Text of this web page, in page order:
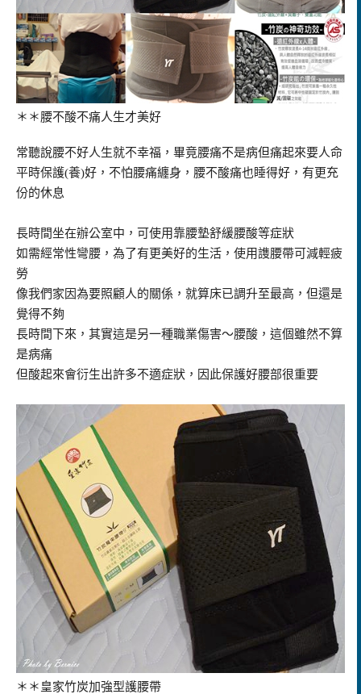
＊＊腰不酸不痛人生才美好
常聽說腰不好人生就不幸福，畢竟腰痛不是病但痛起來要人命
平時保護(養)好，不怕腰痛纏身，腰不酸痛也睡得好，有更充
份的休息
長時間坐在辦公室中，可使用靠腰墊舒緩腰酸等症狀
如需經常性彎腰，為了有更美好的生活，使用謢腰帶可減輕疲
勞
像我們家因為要照顧人的關係，就算床已調升至最高，但還是
覺得不夠
長時間下來，其實這是另一種職業傷害～腰酸，這個雖然不算
是病痛
但酸起來會衍生出許多不適症狀，因此保護好腰部很重要
＊＊皇家竹炭加強型護腰帶